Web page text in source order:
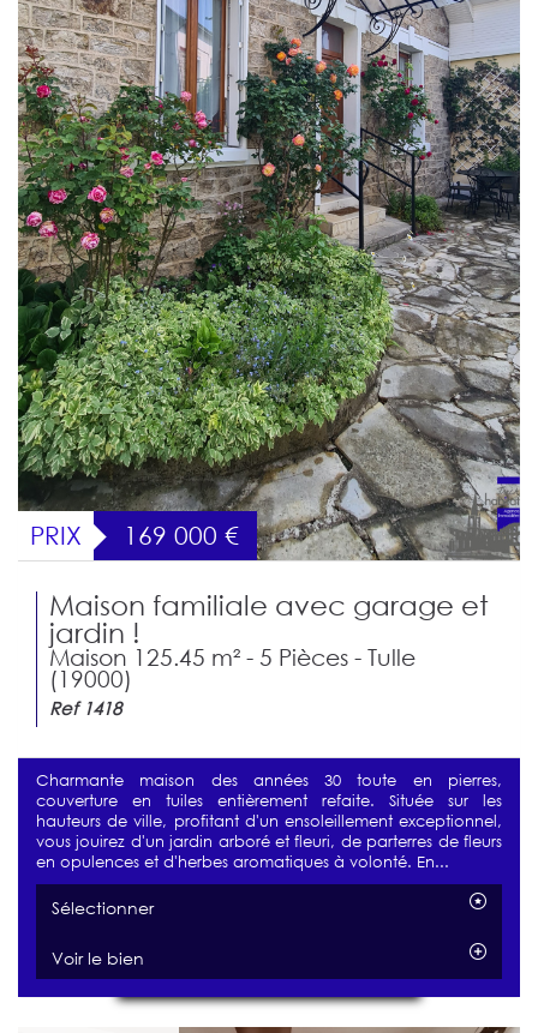
PRIX 169 000 €
Maison familiale avec garage et
jardin !
Maison 125.45 m² - 5 Pièces - Tulle
(19000)
Ref 1418
Charmante maison des années 30 toute en pierres,
couverture en tuiles entièrement refaite. Située sur les
hauteurs de ville, profitant d'un ensoleillement exceptionnel,
vous jouirez d'un jardin arboré et fleuri, de parterres de fleurs
en opulences et d'herbes aromatiques à volonté. En...
Sélectionner
Voir le bien